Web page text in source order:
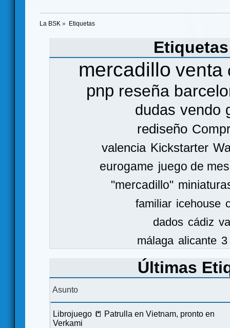
La BSK » Etiquetas
mercadillo venta
pnp reseña
dudas vendo
rediseño
valencia Kickstarter
eurogame juego de
"mercadillo"
familiar icehouse
dados cádiz
málaga alicante
Últimas
Asunto
Librojuego 📒 Patrulla en Vietnam, pronto en
Verkami